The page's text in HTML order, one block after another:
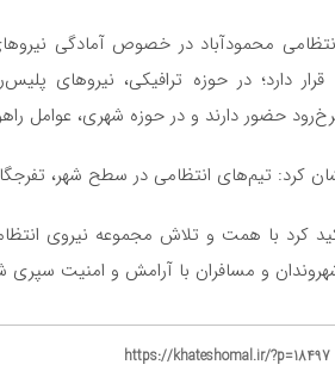
محمودآباد در خصوص آمادگی
دارد؛ در حوزه ترافیکی، نیروهای
حضور دارند و در حوزه شهری، عوامل
کرد: تیم‌های انتظامی در سطح شهر،
کرد با همت و تلاش مجموعه نیروی
شهروندان و مسافران با آرامش و امنیت سپری
https://khateshomal.ir/?p=18497